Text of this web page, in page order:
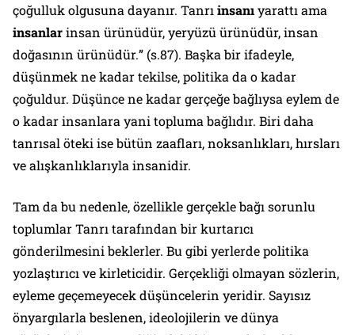
çoğulluk olgusuna dayanır. Tanrı insanıyarattı ama
insanlarinsan ürünüdür, yeryüzü ürünüdür, insan
doğasının ürünüdür.” (s.87). Başka bir ifadeyle,
düşünmek ne kadar tekilse, politika da o kadar
çoğuldur. Düşünce ne kadar gerçeğe bağlıysa eylem de
o kadar insanlara yani topluma bağlıdır. Biri daha
tanrısal öteki ise bütün zaafları, noksanlıkları, hırsları
ve alışkanlıklarıyla insanidir.
Tam da bu nedenle, özellikle gerçekle bağı sorunlu
toplumlar Tanrı tarafından bir kurtarıcı
gönderilmesini beklerler. Bu gibi yerlerde politika
yozlaştırıcı ve kirleticidir. Gerçekliği olmayan sözlerin,
eyleme geçemeyecek düşüncelerin yeridir. Sayısız
önyargılarla beslenen, ideolojilerin ve dünya